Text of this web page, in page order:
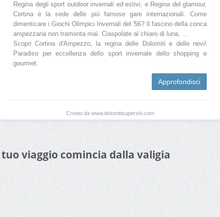
Regina degli sport outdoor invernali ed estivi, e Regina del glamour,
Cortina è la sede delle più famose gare internazionali. Come
dimenticare i Giochi Olimpici Invernali del '56? Il fascino della conca
ampezzana non tramonta mai. Ciaspolate al chiaro di luna, ...
Scopri Cortina d'Ampezzo, la regina delle Dolomiti e delle nevi!
Paradiso per eccellenza dello sport invernale dello shopping e
gourmet.
Approfondisci
Creato da www.dolomitisuperski.com
viaggio comincia dalla valigia